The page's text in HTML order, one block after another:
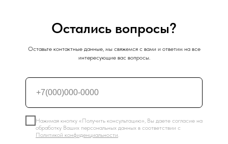
Остались вопросы?
Оставьте контактные данные, мы свяжемся с вами и ответим на все
интересующие вас вопросы.
Нажимая кнопку «Получить консультацию», Вы даете согласие на
обработку Ваших персональных данных в соответствии с
Политикой конфиденциальности